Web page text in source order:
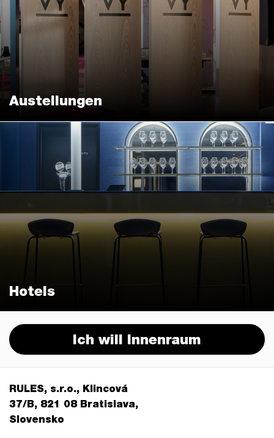
Austellungen
Hotels
Ich will Innenraum
RULES, s.r.o., Klincová
37/B, 821 08 Bratislava,
Slovensko